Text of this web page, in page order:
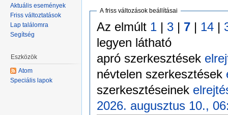
A friss változások beállításai
Az elmúlt 1| 3| 7| 14|
legyen látható
apró szerkesztések
névtelen szerkesztések
szerkesztéseinek
2026. augusztus 10.,
Aktuális események
Friss változtatások
Lap találomra
Segítség
Eszközök
Atom
Speciális lapok